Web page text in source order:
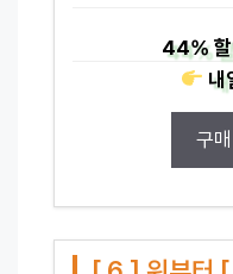
44%
내
구